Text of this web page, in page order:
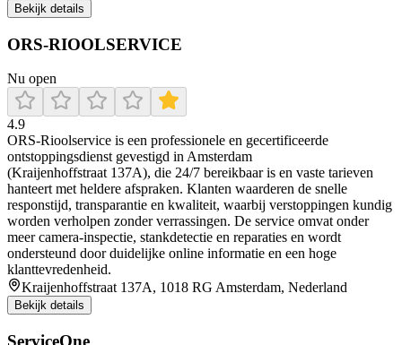
Bekijk details
ORS-RIOOLSERVICE
Nu open
4.9
ORS‑Rioolservice is een professionele en gecertificeerde
ontstoppingsdienst gevestigd in Amsterdam
(Kraijenhoffstraat 137A), die 24/7 bereikbaar is en vaste tarieven
hanteert met heldere afspraken. Klanten waarderen de snelle
responstijd, transparantie en kwaliteit, waarbij verstoppingen kundig
worden verholpen zonder verrassingen. De service omvat onder
meer camera‑inspectie, stankdetectie en reparaties en wordt
ondersteund door duidelijke online informatie en een hoge
klanttevredenheid.
Kraijenhoffstraat 137A, 1018 RG Amsterdam, Nederland
Bekijk details
ServiceOne